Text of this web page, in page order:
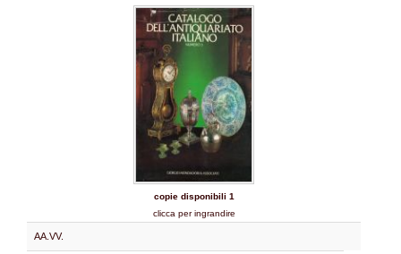
copie disponibili 1
clicca per ingrandire
AA.VV.